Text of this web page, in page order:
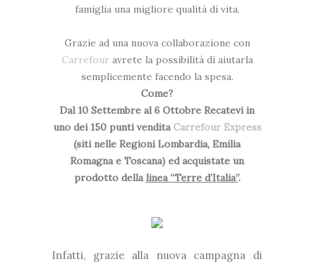
famiglia una migliore qualità di vita.
Grazie ad una nuova collaborazione con
Carrefour avrete la possibilità di aiutarla
semplicemente facendo la spesa.
Come?
Dal 10 Settembre al 6 Ottobre Recatevi in
uno dei 150 punti vendita Carrefour Express
(siti nelle Regioni Lombardia, Emilia
Romagna e Toscana) ed acquistate un
prodotto della linea “Terre d’Italia”.
Infatti, grazie alla nuova campagna di